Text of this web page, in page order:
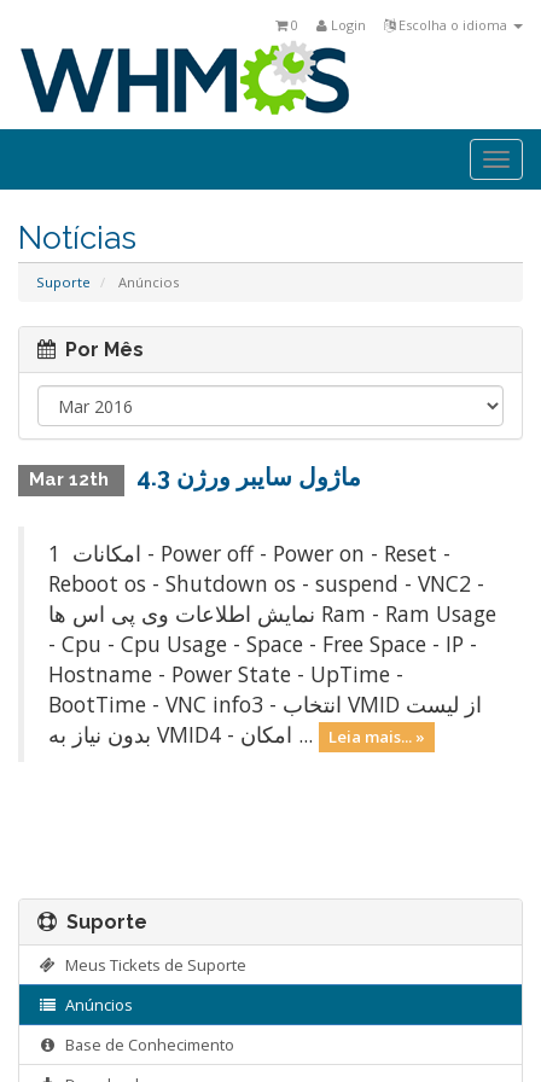
Escolha o idioma
Login
0
Notícias
Suporte Anúncios
Por Mês
Mar 12th ماژول سايبر ورژن 4.3
امکانات 1 - Power off - Power on - Reset -
Reboot os - Shutdown os - suspend - VNC2 -
نمایش اطلاعات وی پی اس ها Ram - Ram Usage
- Cpu - Cpu Usage - Space - Free Space - IP -
Hostname - Power State - UpTime -
BootTime - VNC info3 - انتخاب VMID از لیست
بدون نياز به VMID4 - امکان ...
Leia mais... »
Suporte
Meus Tickets de Suporte
Anúncios
Base de Conhecimento